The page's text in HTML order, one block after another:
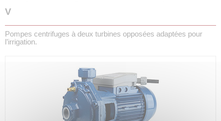
V
Pompes centrifuges à deux turbines opposées adaptées pour
l’irrigation.